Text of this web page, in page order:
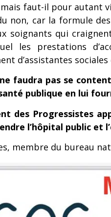
faut-il pour autant
non, car la formule
soignants qui
les prestations
d’assistantes
faudra pas se
publique en lui
des Progressistes
l’hôpital public et
membre du bureau